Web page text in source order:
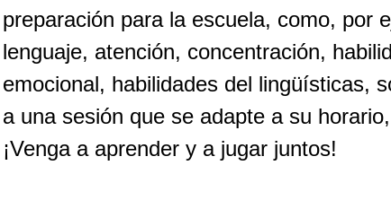
preparación para la escuela, como, por
lenguaje, atención, concentración,
emocional, habilidades del lingüísticas,
a una sesión que se adapte a su
¡Venga a aprender y a jugar juntos!